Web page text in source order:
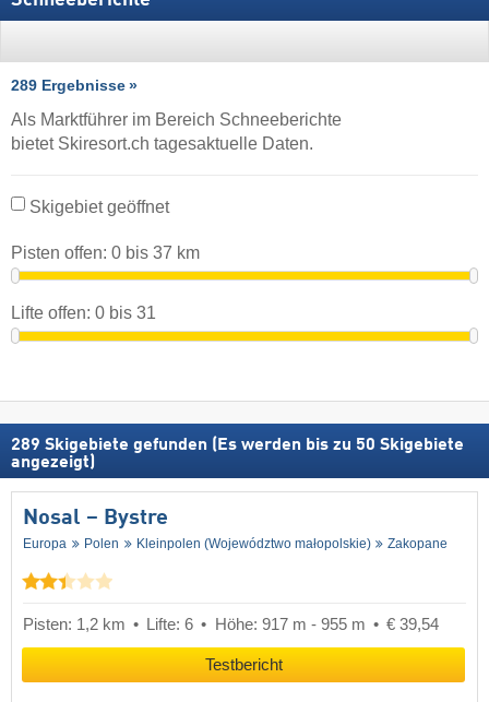
289 Ergebnisse
Als Marktführer im Bereich Schneeberichte
bietet Skiresort.ch tagesaktuelle Daten.
Skigebiet geöffnet
Pisten offen: 0 bis 37 km
Lifte offen: 0 bis 31
289 Skigebiete gefunden (Es werden bis zu 50 Skigebiete
angezeigt)
Nosal – Bystre
Europa Polen Kleinpolen (Województwo małopolskie) Zakopane
Pisten: 1,2 km Lifte: 6 Höhe: 917 m - 955 m € 39,54
Testbericht